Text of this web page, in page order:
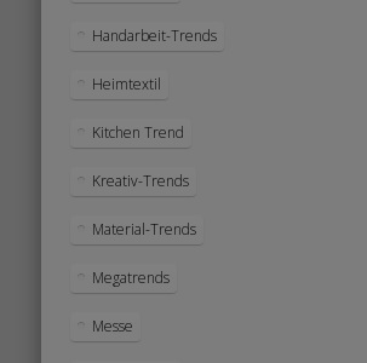
Handarbeit-Trends
Heimtextil
Kitchen Trend
Kreativ-Trends
Material-Trends
Megatrends
Messe